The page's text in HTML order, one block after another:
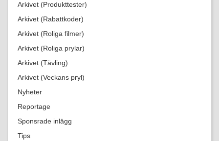
Arkivet (Produkttester)
Arkivet (Rabattkoder)
Arkivet (Roliga filmer)
Arkivet (Roliga prylar)
Arkivet (Tävling)
Arkivet (Veckans pryl)
Nyheter
Reportage
Sponsrade inlägg
Tips